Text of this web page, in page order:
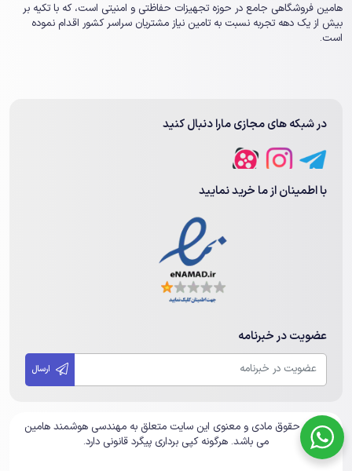
هامین فروشگاهی جامع در حوزه تجهیزات حفاظتی و امنیتی است، که با تکیه بر
بیش از یک ‏دهه تجربه نسبت به تامین نیاز مشتریان سراسر کشور اقدام نموده
است.
در شبکه های مجازی مارا دنبال کنید
با اطمینان از ما خرید نمایید
عضویت در خبرنامه
تمامی حقوق مادی و معنوی این سایت متعلق به مهندسی هوشمند هامین
می باشد. هرگونه کپی برداری پیگرد قانونی دارد.